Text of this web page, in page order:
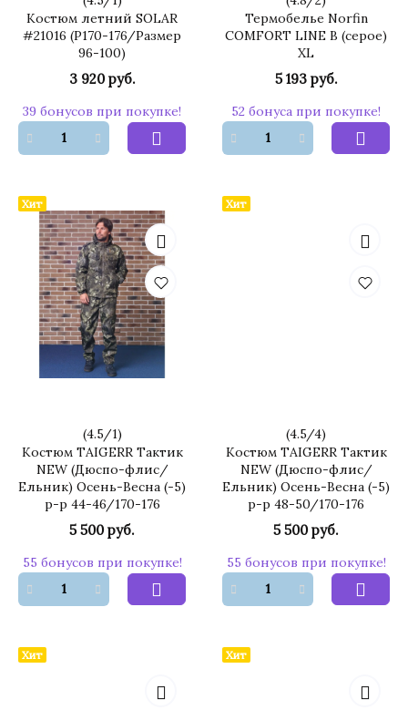
Костюм летний SOLAR
#21016 (Р170-176/Размер
96-100)
3 920 руб.
39 бонусов при покупке!
Термобелье Norfin
COMFORT LINE B (серое)
XL
5 193 руб.
52 бонуса при покупке!
Хит
(4.5/1)
Костюм TAIGERR Тактик
NEW (Дюспо-флис/
Ельник) Осень-Весна (-5)
р-р 44-46/170-176
5 500 руб.
55 бонусов при покупке!
Хит
(4.5/4)
Костюм TAIGERR Тактик
NEW (Дюспо-флис/
Ельник) Осень-Весна (-5)
р-р 48-50/170-176
5 500 руб.
55 бонусов при покупке!
Хит Хит